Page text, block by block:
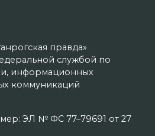
правда»
службой по
информационных
коммуникаций
ЭЛ № ФС 77–79691 от 27